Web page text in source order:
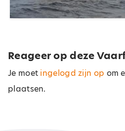
Reageer op deze
Je moet ingelogd zijn op om
plaatsen.